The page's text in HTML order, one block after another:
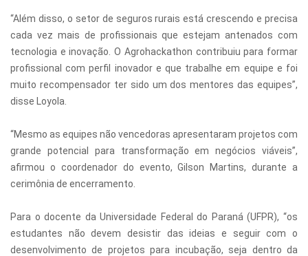
“Além disso, o setor de seguros rurais está crescendo e precisa
cada vez mais de profissionais que estejam antenados com
tecnologia e inovação. O Agrohackathon contribuiu para formar
profissional com perfil inovador e que trabalhe em equipe e foi
muito recompensador ter sido um dos mentores das equipes”,
disse Loyola.
“Mesmo as equipes não vencedoras apresentaram projetos com
grande potencial para transformação em negócios viáveis”,
afirmou o coordenador do evento, Gilson Martins, durante a
cerimônia de encerramento.
Para o docente da Universidade Federal do Paraná (UFPR), “os
estudantes não devem desistir das ideias e seguir com o
desenvolvimento de projetos para incubação, seja dentro da